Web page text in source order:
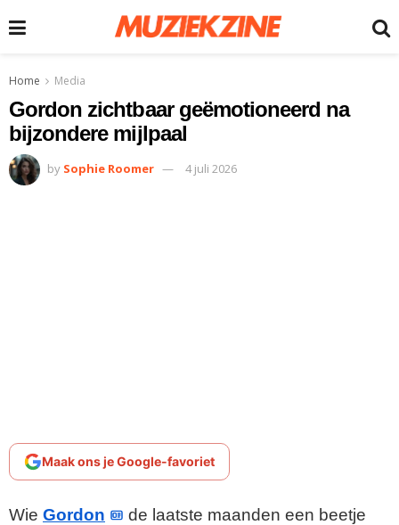
Home Media
Gordon zichtbaar geëmotioneerd na
bijzondere mijlpaal
by Sophie Roomer 4 juli 2026
Maak ons je Google-favoriet
Wie Gordon
de laatste maanden een beetje